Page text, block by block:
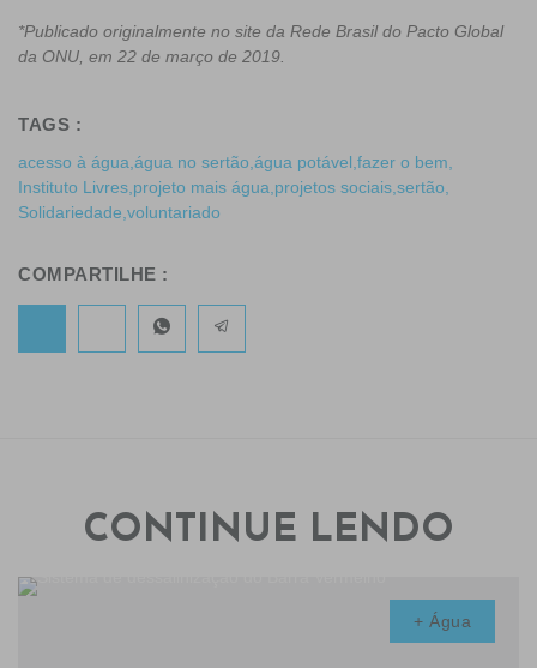
*Publicado originalmente no site da Rede Brasil do Pacto Global
da ONU, em 22 de março de 2019.
TAGS :
acesso à água água no sertão água potável fazer o bem
Instituto Livres projeto mais água projetos sociais sertão
Solidariedade voluntariado
COMPARTILHE :
CONTINUE LENDO
+ Água